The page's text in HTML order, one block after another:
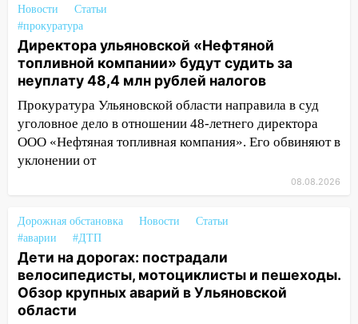
10:11
Директора ульяновской
«Нефтяной топливной компании» будут
судить за неуплату 48,4 млн рублей
налогов
09:28
Дети на дорогах: пострадали
велосипедисты, мотоциклисты и
пешеходы. Обзор крупных аварий в
Ульяновской области
Поджог со свечой, 16 сгоревших
07:50 Какая погоды будет днем 8
августа
06:45 Императорский мост в
Ульяновске останется закрытым до
утра 10 августа
Новости
Статьи
#прокуратура
Директора ульяновской «Нефтяной
топливной компании» будут судить за
неуплату 48,4 млн рублей налогов
Прокуратура Ульяновской области направила в суд
уголовное дело в отношении 48-летнего директора
ООО «Нефтяная топливная компания». Его обвиняют в
уклонении от
08.08.2026
Дорожная обстановка Новости
Статьи
#аварии
#ДТП
Дети на дорогах: пострадали
велосипедисты, мотоциклисты и пешеходы.
Обзор крупных аварий в Ульяновской
области